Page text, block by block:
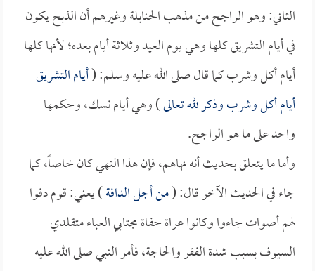
الثاني: وهو الراجح من مذهب الحنابلة وغيرهم أن الذبح يكون
في أيام التشريق كلها وهي يوم العيد وثلاثة أيام بعده؛ لأنها كلها
أيام أكل وشرب كما قال صلى الله عليه وسلم: (أيام التشريق
أيام أكل وشرب وذكر لله تعالى) وهي أيام نسك، وحكمها
واحد على ما هو الراجح.
وأما ما يتعلق بحديث أنه نهاهم، فإن هذا النهي كان خاصاً، كما
جاء في الحديث الآخر قال: (من أجل الدافة) يعني: قوم دفوا
لهم أصوات جاءوا وكانوا عراة حفاة مجتابي العباء متقلدي
السيوف بسبب شدة الفقر والحاجة، فأمر النبي صلى الله عليه